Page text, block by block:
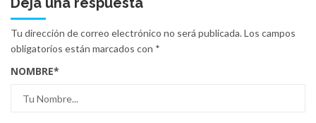
Tu dirección de correo electrónico no será publicada.Los campos
obligatorios están marcados con *
NOMBRE*